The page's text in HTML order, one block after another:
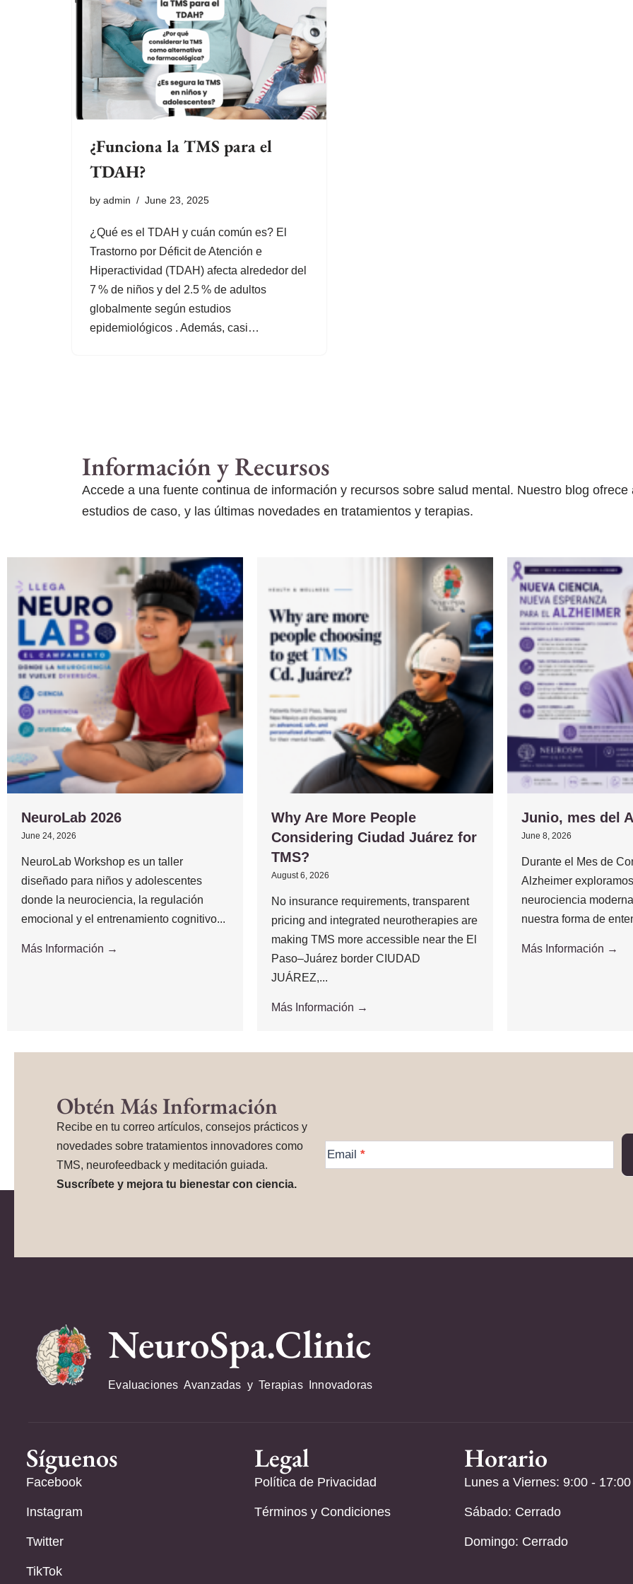
¿Funciona la TMS para el
TDAH?
by admin June 23, 2025
¿Qué es el TDAH y cuán común es? El
Trastorno por Déficit de Atención e
Hiperactividad (TDAH) afecta alrededor del
7 % de niños y del 2.5 % de adultos
globalmente según estudios
epidemiológicos . Además, casi…
Información y Recursos
Accede a una fuente continua de información y recursos sobre salud mental. Nuestro blog
estudios de caso, y las últimas novedades en tratamientos y terapias.
NeuroLab 2026
June 24, 2026
NeuroLab Workshop es un taller
diseñado para niños y adolescentes
donde la neurociencia, la regulación
emocional y el entrenamiento cognitivo...
Más Información →
Why Are More People
Considering Ciudad Juárez for
TMS?
August 6, 2026
No insurance requirements, transparent
pricing and integrated neurotherapies are
making TMS more accessible near the El
Paso–Juárez border CIUDAD
JUÁREZ,...
Más Información →
Junio, mes del
June 8, 2026
Durante el Mes de
Alzheimer
neurociencia
nuestra forma de
Más Información →
Obtén Más Información
Recibe en tu correo artículos, consejos prácticos y
novedades sobre tratamientos innovadores como
TMS, neurofeedback y meditación guiada.
Suscríbete y mejora tu bienestar con ciencia.
Information
Email*
NeuroSpa.Clinic
Evaluaciones Avanzadas y Terapias Innovadoras
Síguenos
Facebook
Instagram
Twitter
TikTok
Legal
Política de Privacidad
Términos y Condiciones
Horario
Lunes a Viernes: 9:00 - 17:00
Sábado: Cerrado
Domingo: Cerrado